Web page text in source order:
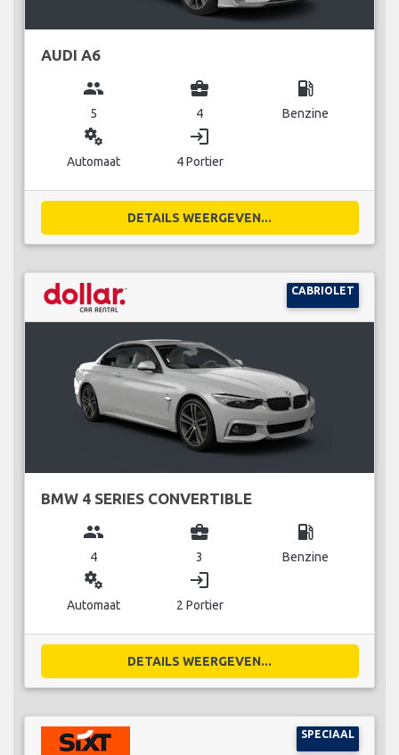
AUDI A6
group
5
business_center
4
local_gas_station
Benzine
miscellaneous_services
Automaat
login
4 Portier
DETAILS WEERGEVEN...
CABRIOLET
BMW 4 SERIES CONVERTIBLE
group
4
business_center
3
local_gas_station
Benzine
miscellaneous_services
Automaat
login
2 Portier
DETAILS WEERGEVEN...
SPECIAAL